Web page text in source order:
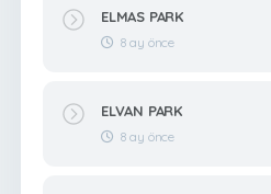
ELMAS PARK
8 ay önce
ELVAN PARK
8 ay önce